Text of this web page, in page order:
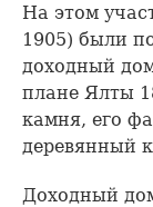
На этом
1905) были
доходный
плане Ялты
камня, его
деревянный
Доходный